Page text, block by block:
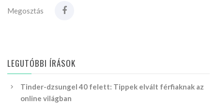
Megosztás
LEGUTÓBBI ÍRÁSOK
Tinder-dzsungel 40 felett: Tippek elvált férfiaknak az
online világban